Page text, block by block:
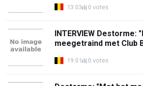
13:03 0 votes
INTERVIEW Destorme:
meegetraind met Club
19:01 0 votes